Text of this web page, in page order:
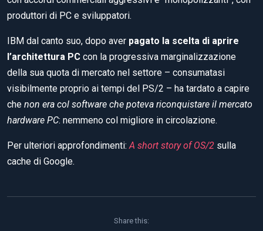
produttori di PC e sviluppatori.
IBM dal canto suo, dopo aver pagato la scelta di aprire
l’architettura PC con la progressiva marginalizzazione
della sua quota di mercato nel settore – consumatasi
visibilmente proprio ai tempi del PS/2 – ha tardato a capire
che non era col software che poteva riconquistare il mercato
hardware PC: nemmeno col migliore in circolazione.
Per ulteriori approfondimenti: A short story of OS/2 sulla
cache di Google.
Share this: